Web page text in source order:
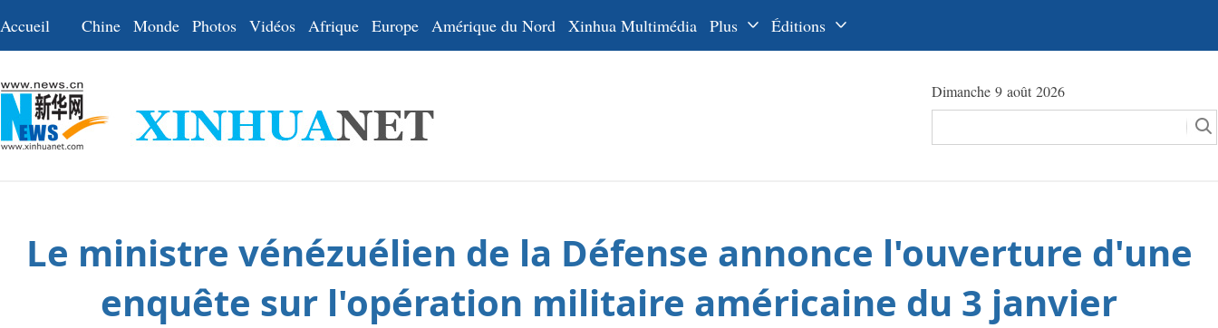
Accueil Chine Monde Photos Vidéos Afrique Europe Amérique du Nord Xinhua Multimédia Plus Éditions
عربي
日本語
Dimanche 9 août 2026
Le ministre vénézuélien de la Défense annonce l'ouverture d'une
enquête sur l'opération militaire américaine du 3 janvier